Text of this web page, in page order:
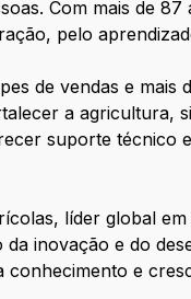
Com mais de
pelo
de vendas e
a agricultura,
suporte técnico
líder global
inovação e do
e